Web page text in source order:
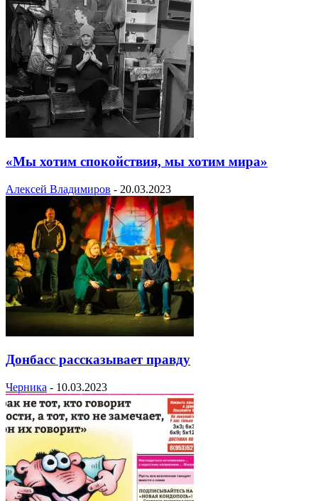
«Мы хотим спокойствия, мы хотим мира»
Алексей Владимиров - 20.03.2023
Донбасс рассказывает правду
Черника - 10.03.2023